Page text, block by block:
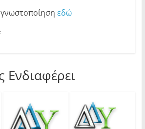
εδώ
Ενδιαφέρει